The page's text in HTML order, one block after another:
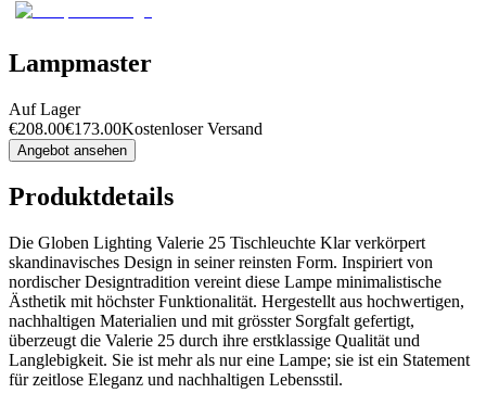
Lampmaster
Auf Lager
€208.00€173.00Kostenloser Versand
Angebot ansehen
Produktdetails
Die Globen Lighting Valerie 25 Tischleuchte Klar verkörpert
skandinavisches Design in seiner reinsten Form. Inspiriert von
nordischer Designtradition vereint diese Lampe minimalistische
Ästhetik mit höchster Funktionalität. Hergestellt aus hochwertigen,
nachhaltigen Materialien und mit grösster Sorgfalt gefertigt,
überzeugt die Valerie 25 durch ihre erstklassige Qualität und
Langlebigkeit. Sie ist mehr als nur eine Lampe; sie ist ein Statement
für zeitlose Eleganz und nachhaltigen Lebensstil.